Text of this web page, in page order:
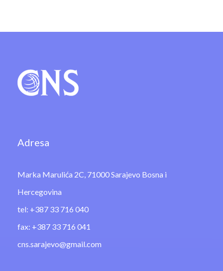
Adresa
Marka Marulića 2C, 71000 Sarajevo Bosna i
Hercegovina
tel: +387 33 716 040
fax: +387 33 716 041
cns.sarajevo@gmail.com